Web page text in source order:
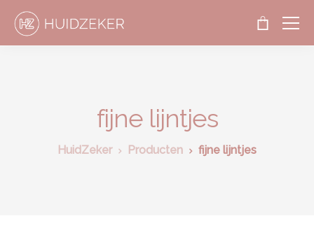
fijne lijntjes
HuidZeker Producten fijne lijntjes